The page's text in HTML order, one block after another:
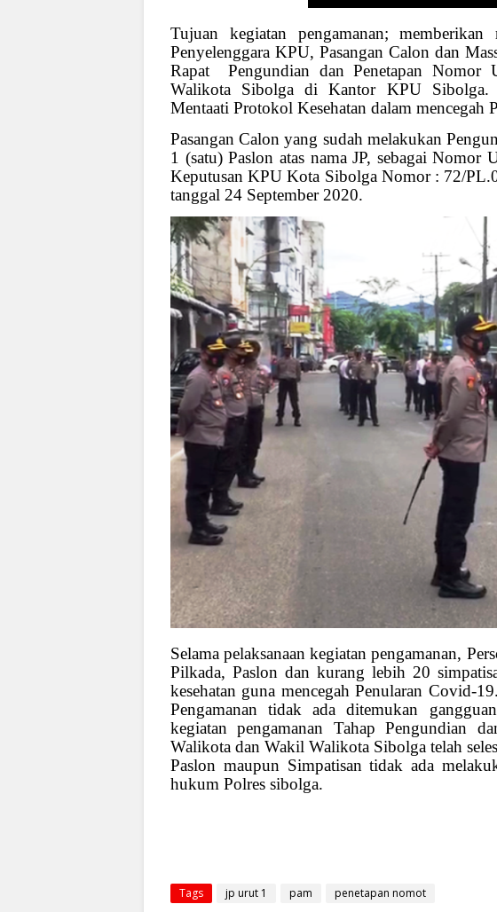
Tujuan kegiatan pengamanan;
Penyelenggara KPU, Pasangan Calon dan
Rapat
Pengundian dan Penetapan
Walikota Sibolga di Kantor KPU Sibolga.
Mentaati Protokol Kesehatan dalam mencegah
Pasangan Calon yang sudah melakukan
1 (satu) Paslon atas nama JP, sebagai Nomor
Keputusan KPU Kota Sibolga Nomor : 72/
tanggal 24 September 2020.
Selama pelaksanaan kegiatan pengamanan,
Pilkada, Paslon dan kurang lebih 20
kesehatan guna mencegah Penularan Covid-
Pengamanan tidak ada ditemukan
kegiatan pengamanan Tahap Pengundian
Walikota dan Wakil Walikota Sibolga telah
Paslon maupun Simpatisan tidak ada
hukum Polres sibolga.
Tags jp urut 1 pam penetapan nomot